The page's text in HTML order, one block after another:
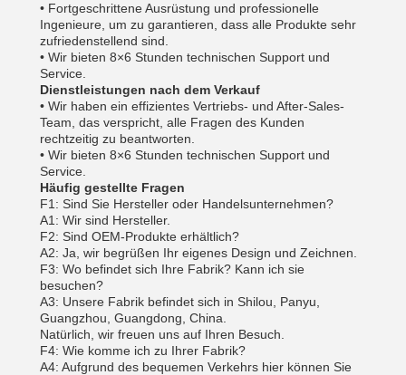
• Fortgeschrittene Ausrüstung und professionelle
Ingenieure, um zu garantieren, dass alle Produkte sehr
zufriedenstellend sind.
• Wir bieten 8×6 Stunden technischen Support und
Service.
Dienstleistungen nach dem Verkauf
• Wir haben ein effizientes Vertriebs- und After-Sales-
Team, das verspricht, alle Fragen des Kunden
rechtzeitig zu beantworten.
• Wir bieten 8×6 Stunden technischen Support und
Service.
Häufig gestellte Fragen
F1: Sind Sie Hersteller oder Handelsunternehmen?
A1: Wir sind Hersteller.
F2: Sind OEM-Produkte erhältlich?
A2: Ja, wir begrüßen Ihr eigenes Design und Zeichnen.
F3: Wo befindet sich Ihre Fabrik? Kann ich sie
besuchen?
A3: Unsere Fabrik befindet sich in Shilou, Panyu,
Guangzhou, Guangdong, China.
Natürlich, wir freuen uns auf Ihren Besuch.
F4: Wie komme ich zu Ihrer Fabrik?
A4: Aufgrund des bequemen Verkehrs hier können Sie